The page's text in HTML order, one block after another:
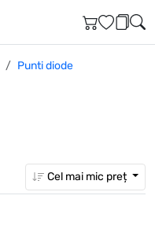
Punti diode
Cel mai mic preț